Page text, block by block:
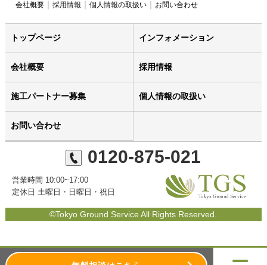
会社概要
採用情報 個人情報の取扱い お問い合わせ
トップページ インフォメーション
会社概要 採用情報
施工パートナー募集 個人情報の取扱い
お問い合わせ
0120-875-021
営業時間 10:00~17:00
定休日 土曜日・日曜日・祝日
©Tokyo Ground Service All Rights Reserved.